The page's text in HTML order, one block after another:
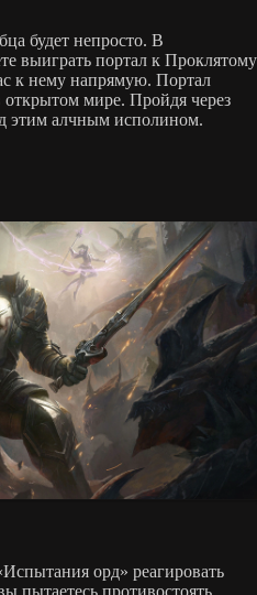
будет непросто. В
выиграть портал к Проклятому
к нему напрямую. Портал
мире. Пройдя через
этим алчным исполином.
орд» реагировать